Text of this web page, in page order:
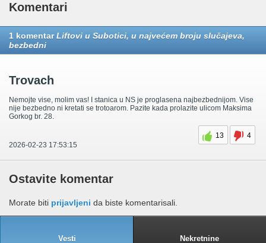
Komentari
1 komentarLiftovi u Subotici, u najvećem broju slučajeva,
bezbedni
Trovach
Nemojte vise, molim vas! I stanica u NS je proglasena najbezbednijom. Vise
nije bezbedno ni kretati se trotoarom. Pazite kada prolazite ulicom Maksima
Gorkog br. 28.
13
4
2026-02-23 17:53:15
Ostavite komentar
Morate biti prijavljeni da biste komentarisali.
Vesti Nekretnine